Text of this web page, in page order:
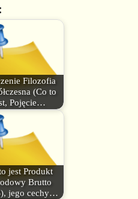
Filozofia
(Co to
Pojęcie…
jest Produkt
Brutto
jego cechy…